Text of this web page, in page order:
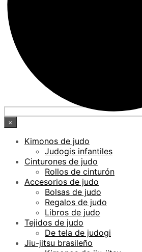
×
Kimonos de judo
Judogis infantiles
Cinturones de judo
Rollos de cinturón
Accesorios de judo
Bolsas de judo
Regalos de judo
Libros de judo
Tejidos de judo
De tela de judogi
Jiu-jitsu brasileño